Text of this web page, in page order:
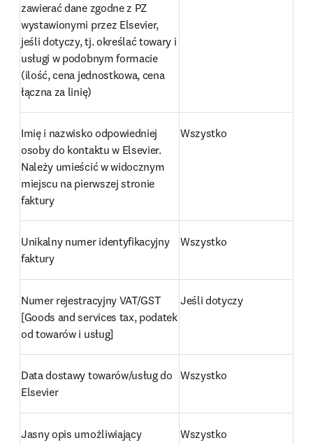
zawierać dane zgodne z PZ
wystawionymi przez Elsevier,
jeśli dotyczy, tj. określać towary i
usługi w podobnym formacie
(ilość, cena jednostkowa, cena
łączna za linię)
Imię i nazwisko odpowiedniej
osoby do kontaktu w Elsevier.
Należy umieścić w widocznym
miejscu na pierwszej stronie
faktury
Wszystko
Unikalny numer identyfikacyjny
faktury
Wszystko
Numer rejestracyjny VAT/GST
[Goods and services tax, podatek
od towarów i usług]
Jeśli dotyczy
Data dostawy towarów/usług do
Elsevier
Wszystko
Jasny opis umożliwiający
Wszystko